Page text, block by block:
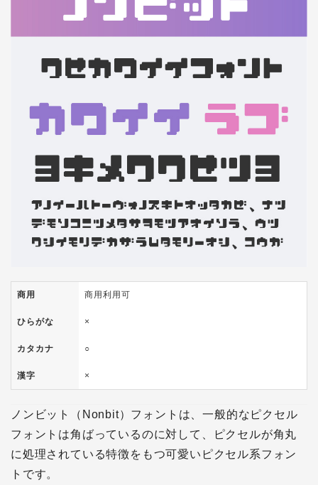
商用 商用利用可
ひらがな ×
カタカナ ○
漢字 ×
ノンビット（Nonbit）フォントは、一般的なピクセル
フォントは角ばっているのに対して、ピクセルが角丸
に処理されている特徴をもつ可愛いピクセル系フォン
トです。